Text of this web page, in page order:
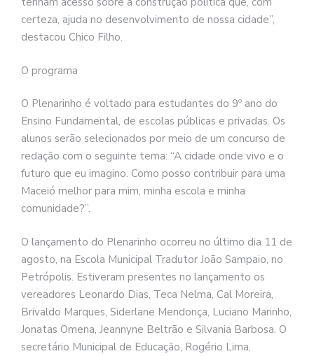
certeza, ajuda no desenvolvimento de nossa cidade”,
destacou Chico Filho.
O programa
O Plenarinho é voltado para estudantes do 9º ano do
Ensino Fundamental, de escolas públicas e privadas. Os
alunos serão selecionados por meio de um concurso de
redação com o seguinte tema: “A cidade onde vivo e o
futuro que eu imagino. Como posso contribuir para uma
Maceió melhor para mim, minha escola e minha
comunidade?”.
O lançamento do Plenarinho ocorreu no último dia 11 de
agosto, na Escola Municipal Tradutor João Sampaio, no
Petrópolis. Estiveram presentes no lançamento os
vereadores Leonardo Dias, Teca Nelma, Cal Moreira,
Brivaldo Marques, Siderlane Mendonça, Luciano Marinho,
Jonatas Omena, Jeannyne Beltrão e Silvania Barbosa. O
secretário Municipal de Educação, Rogério Lima,